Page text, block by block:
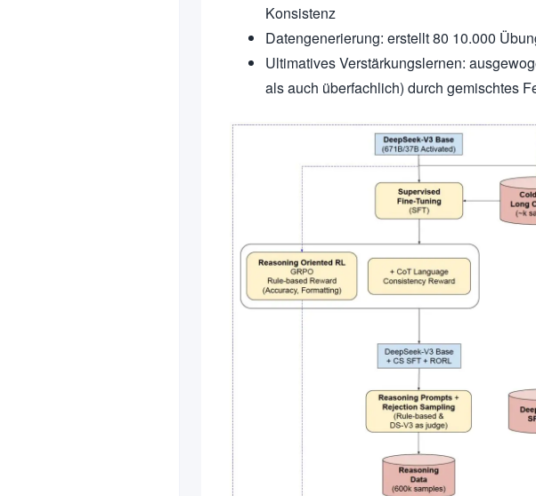
Konsistenz
Datengenerierung: erstellt80 10.000
Ultimatives Verstärkungslernen:
als auch überfachlich) durch gemischtes